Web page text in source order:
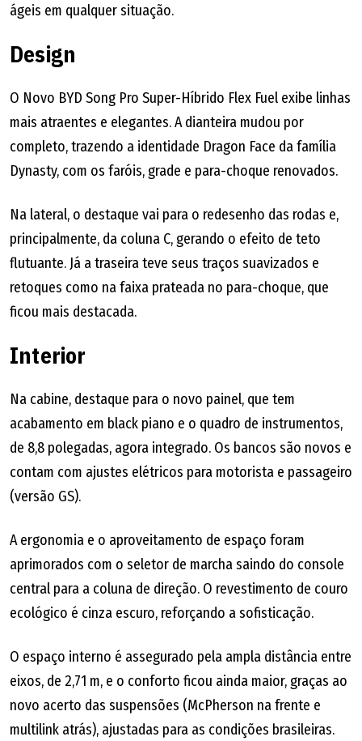
ágeis em qualquer situação.
Design
O Novo BYD Song Pro Super-Híbrido Flex Fuel exibe linhas
mais atraentes e elegantes. A dianteira mudou por
completo, trazendo a identidade Dragon Face da família
Dynasty, com os faróis, grade e para-choque renovados.
Na lateral, o destaque vai para o redesenho das rodas e,
principalmente, da coluna C, gerando o efeito de teto
flutuante. Já a traseira teve seus traços suavizados e
retoques como na faixa prateada no para-choque, que
ficou mais destacada.
Interior
Na cabine, destaque para o novo painel, que tem
acabamento em black piano e o quadro de instrumentos,
de 8,8 polegadas, agora integrado. Os bancos são novos e
contam com ajustes elétricos para motorista e passageiro
(versão GS).
A ergonomia e o aproveitamento de espaço foram
aprimorados com o seletor de marcha saindo do console
central para a coluna de direção. O revestimento de couro
ecológico é cinza escuro, reforçando a sofisticação.
O espaço interno é assegurado pela ampla distância entre
eixos, de 2,71 m, e o conforto ficou ainda maior, graças ao
novo acerto das suspensões (McPherson na frente e
multilink atrás), ajustadas para as condições brasileiras.